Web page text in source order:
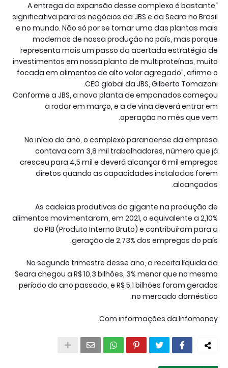
“A entrega da expansão desse complexo é bastante
significativa para os negócios da JBS e da Seara no Brasil
e no mundo. Não só por se tornar uma das plantas mais
modernas de nossa produção no país, mas porque
representa mais um passo da acertada estratégia de
investimentos em nossa planta de multiproteínas, muito
focada em alimentos de alto valor agregado”, afirma o
CEO global da JBS, Gilberto Tomazoni.
Conforme a JBS, a nova planta de empanados começou
a rodar em março, e a de vina deverá entrar em
operação no mês que vem.
No início do ano, o complexo paranaense da empresa
contava com 3,8 mil trabalhadores, número que já
cresceu para 4,5 mil e deverá alcançar 6 mil empregos
diretos quando as capacidades instaladas forem
alcançadas.
As cadeias produtivas da gigante na produção de
alimentos movimentaram, em 2021, o equivalente a 2,10%
do PIB (Produto Interno Bruto) e contribuíram para a
geração de 2,73% dos empregos do país.
No segundo trimestre desse ano, a receita líquida da
Seara chegou a R$ 10,3 bilhões, 3% menor que no mesmo
período do ano passado, e R$ 5,1 bilhões foram gerados
no mercado doméstico.
Com informações da Infomoney.